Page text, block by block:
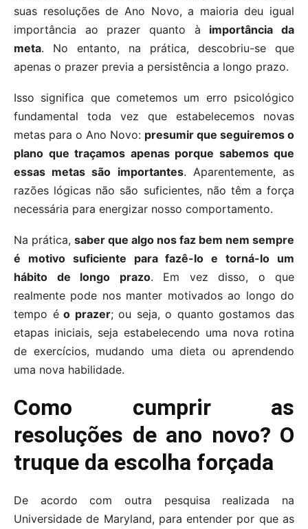
suas resoluções de Ano Novo, a maioria deu igual
importância ao prazer quanto à importância da
meta. No entanto, na prática, descobriu-se que
apenas o prazer previa a persistência a longo prazo.
Isso significa que cometemos um erro psicológico
fundamental toda vez que estabelecemos novas
metas para o Ano Novo: presumir que seguiremos o
plano que traçamos apenas porque sabemos que
essas metas são importantes. Aparentemente, as
razões lógicas não são suficientes, não têm a força
necessária para energizar nosso comportamento.
Na prática, saber que algo nos faz bem nem sempre
é motivo suficiente para fazê-lo e torná-lo um
hábito de longo prazo. Em vez disso, o que
realmente pode nos manter motivados ao longo do
tempo éo prazer; ou seja, o quanto gostamos das
etapas iniciais, seja estabelecendo uma nova rotina
de exercícios, mudando uma dieta ou aprendendo
uma nova habilidade.
Como cumprir as
resoluções de ano novo? O
truque da escolha forçada
De acordo com outra pesquisa realizada na
Universidade de Maryland, para entender por que as